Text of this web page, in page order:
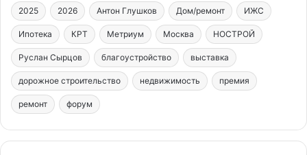
2025 2026 Антон Глушков Дом/ремонт ИЖС
Ипотека КРТ Метриум Москва НОСТРОЙ
Руслан Сырцов благоустройство выставка
дорожное строительство недвижимость премия
ремонт форум